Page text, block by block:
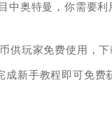
中奥特曼，你需要
供玩家免费使用，下
新手教程即可免费